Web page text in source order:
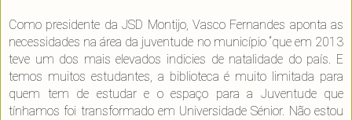
Como presidente da JSD Montijo, Vasco Fernandes aponta as
necessidades na área da juventude no município “que em 2013
teve um dos mais elevados indicies de natalidade do país. E
temos muitos estudantes, a biblioteca é muito limitada para
quem tem de estudar e o espaço para a Juventude que
tínhamos foi transformado em Universidade Sénior. Não estou